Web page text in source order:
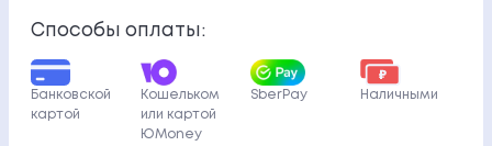
Способы оплаты:
Банковской
картой
Кошельком
или картой
ЮMoney
SberPay Наличными